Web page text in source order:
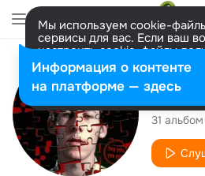
Мы используем cookie-
сервисы для вас. Если ваш
настроить cookie-файлы
представитель. Больше
Разрешить все Настроить
Ben
31 альбом
Информация о контенте
на платформе — здесь